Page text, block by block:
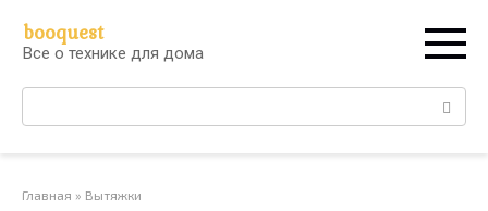
контенту
booquest
Все о технике для дома
Поиск:
Главная » Вытяжки